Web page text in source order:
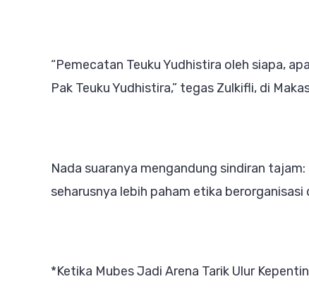
“Pemecatan Teuku Yudhistira oleh siapa,
Pak Teuku Yudhistira,” tegas Zulkifli, di
Nada suaranya mengandung sindiran
seharusnya lebih paham etika
*Ketika Mubes Jadi Arena Tarik Ulur